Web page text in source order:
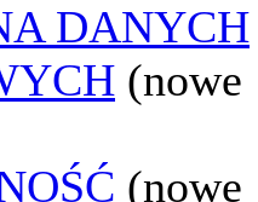
DANYCH
(nowe
(nowe